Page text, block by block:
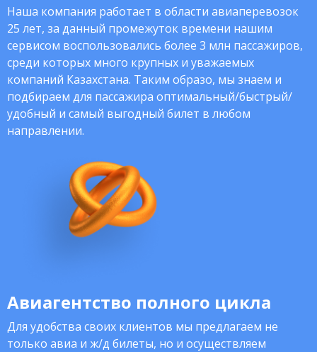
Наша компания работает в области авиаперевозок
25 лет, за данный промежуток времени нашим
сервисом воспользовались более 3 млн пассажиров,
среди которых много крупных и уважаемых
компаний Казахстана. Таким образо, мы знаем и
подбираем для пассажира оптимальный/быстрый/
удобный и самый выгодный билет в любом
направлении.
Авиагентство полного цикла
Для удобства своих клиентов мы предлагаем не
только авиа и ж/д билеты, но и осуществляем